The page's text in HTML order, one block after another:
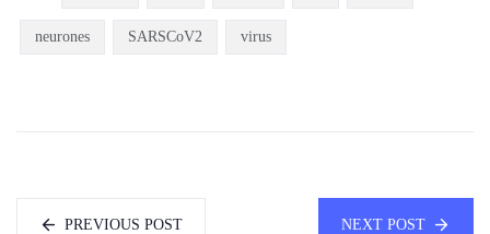
neurones SARSCoV2 virus
PREVIOUS POST NEXT POST